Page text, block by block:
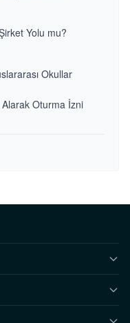
Yolu mu?
Okullar
Oturma İzni